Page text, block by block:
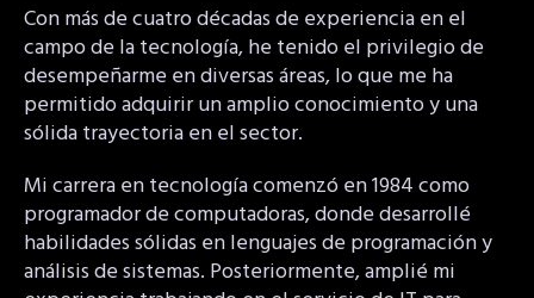
Con más de cuatro décadas de experiencia en el
campo de la tecnología, he tenido el privilegio de
desempeñarme en diversas áreas, lo que me ha
permitido adquirir un amplio conocimiento y una
sólida trayectoria en el sector.
Mi carrera en tecnología comenzó en 1984 como
programador de computadoras, donde desarrollé
habilidades sólidas en lenguajes de programación y
análisis de sistemas. Posteriormente, amplié mi